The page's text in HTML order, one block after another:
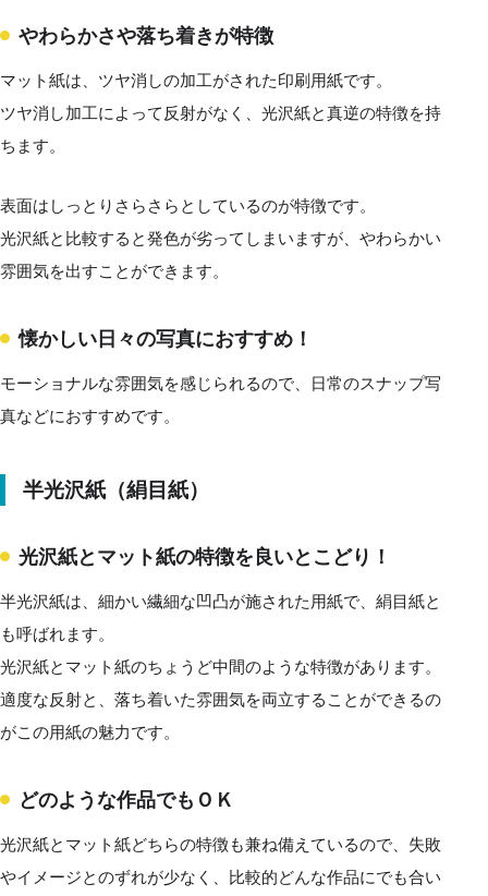
やわらかさや落ち着きが特徴
マット紙は、ツヤ消しの加工がされた印刷用紙です。
ツヤ消し加工によって反射がなく、光沢紙と真逆の特徴を持
ちます。
表面はしっとりさらさらとしているのが特徴です。
光沢紙と比較すると発色が劣ってしまいますが、やわらかい
雰囲気を出すことができます。
懐かしい日々の写真におすすめ！
モーショナルな雰囲気を感じられるので、日常のスナップ写
真などにおすすめです。
半光沢紙（絹目紙）
光沢紙とマット紙の特徴を良いとこどり！
半光沢紙は、細かい繊細な凹凸が施された用紙で、絹目紙と
も呼ばれます。
光沢紙とマット紙のちょうど中間のような特徴があります。
適度な反射と、落ち着いた雰囲気を両立することができるの
がこの用紙の魅力です。
どのような作品でもＯＫ
光沢紙とマット紙どちらの特徴も兼ね備えているので、失敗
やイメージとのずれが少なく、比較的どんな作品にでも合い